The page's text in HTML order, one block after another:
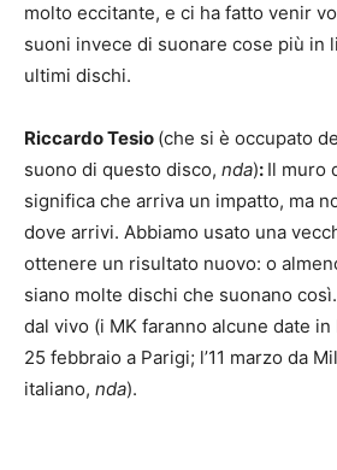
molto eccitante, e ci ha fatto venir
suoni invece di suonare cose più in
ultimi dischi.
Riccardo Tesio (che si è occupato
suono di questo disco, nda): Il muro
significa che arriva un impatto, ma
dove arrivi. Abbiamo usato una
ottenere un risultato nuovo: o
siano molte dischi che suonano
dal vivo (i MK faranno alcune date
25 febbraio a Parigi; l’11 marzo da
italiano, nda).